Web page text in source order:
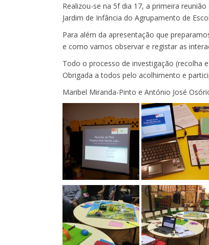
Realizou-se na 5f dia 17, a primeira
Jardim de Infância do Agrupamento de
Para além da apresentação que
e como vamos observar e registar as
Todo o processo de investigação (recolha
Obrigada a todos pelo acolhimento e
Maribel Miranda-Pinto e António José